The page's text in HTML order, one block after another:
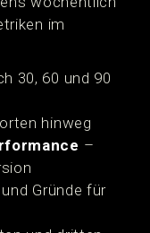
im
30, 60 und 90
hinweg
–
und Gründe für